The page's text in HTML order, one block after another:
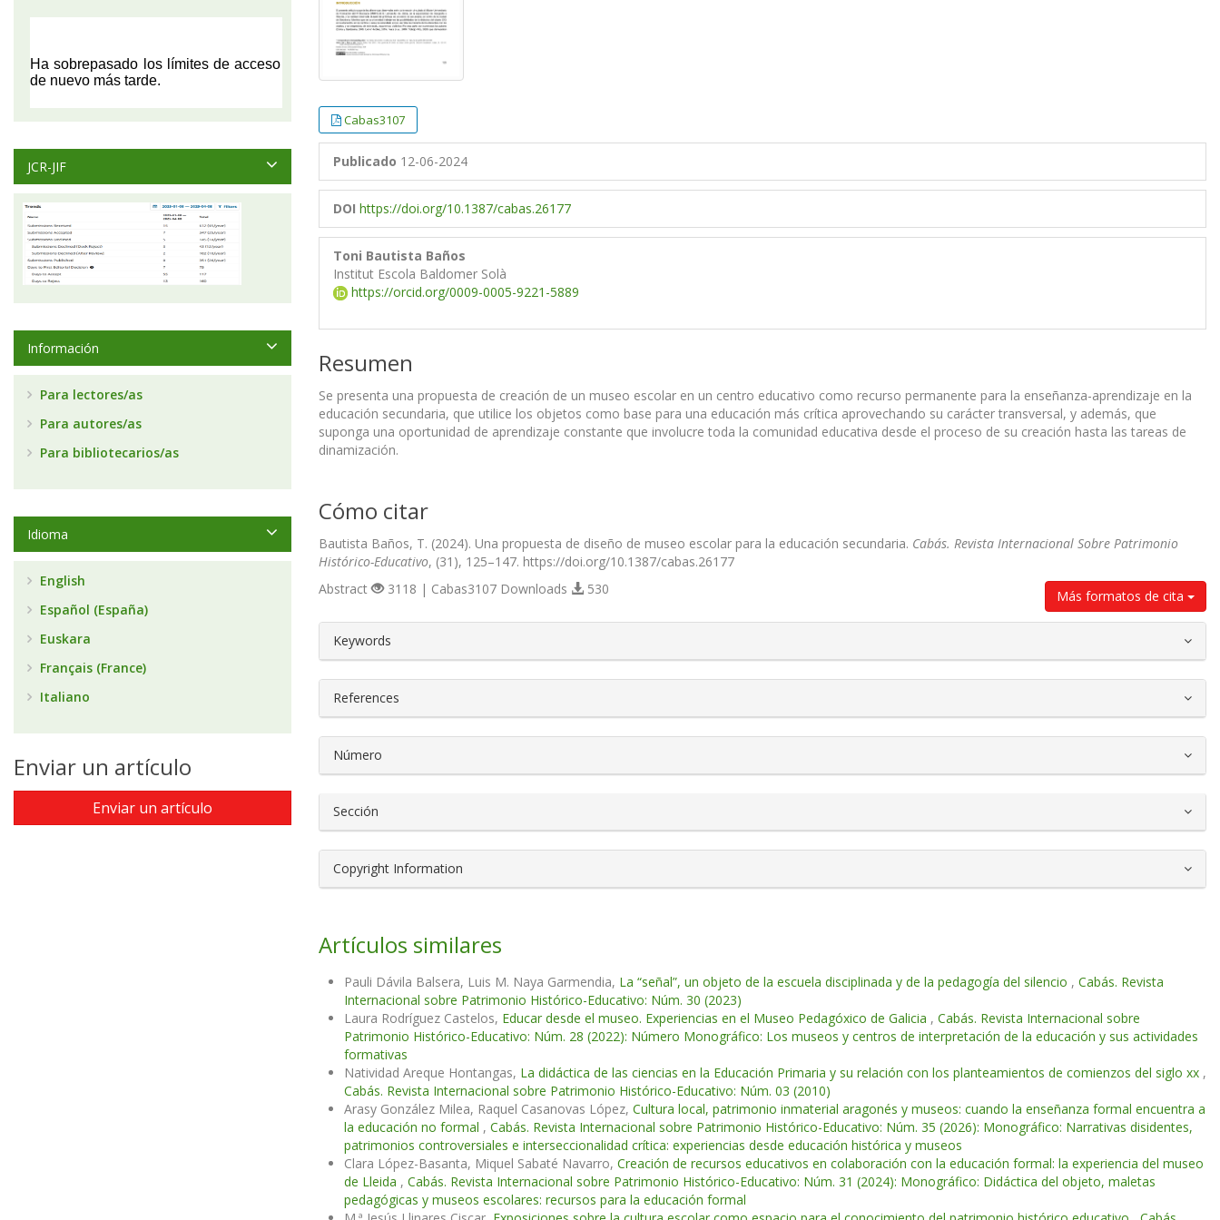
Cabas3107
Publicado 12-06-2024
DOI https://doi.org/10.1387/cabas.26177
Toni Bautista Baños
Institut Escola Baldomer Solà
https://orcid.org/0009-0005-9221-5889
Resumen
Se presenta una propuesta de creación de un museo escolar en un centro educativo como recurso permanente para la enseñanza-aprendizaje en la
educación secundaria, que utilice los objetos como base para una educación más crítica aprovechando su carácter transversal, y además, que
suponga una oportunidad de aprendizaje constante que involucre toda la comunidad educativa desde el proceso de su creación hasta las tareas de
dinamización.
Cómo citar
Bautista Baños, T. (2024). Una propuesta de diseño de museo escolar para la educación secundaria. Cabás. Revista Internacional Sobre Patrimonio
Histórico-Educativo, (31), 125–147. https://doi.org/10.1387/cabas.26177
Más formatos de cita
Abstract 3118 | Cabas3107 Downloads 530
##plugins.themes.bootstrap3.article.details##
Keywords
References
Número
Sección
Copyright Information
Artículos similares
Pauli Dávila Balsera, Luis M. Naya Garmendia, La “señal”, un objeto de la escuela disciplinada y de la pedagogía del silencio , Cabás. Revista
Internacional sobre Patrimonio Histórico-Educativo: Núm. 30 (2023)
Laura Rodríguez Castelos, Educar desde el museo. Experiencias en el Museo Pedagóxico de Galicia , Cabás. Revista Internacional sobre
Patrimonio Histórico-Educativo: Núm. 28 (2022): Número Monográfico: Los museos y centros de interpretación de la educación y sus actividades
formativas
Natividad Areque Hontangas, La didáctica de las ciencias en la Educación Primaria y su relación con los planteamientos de comienzos del siglo xx ,
Cabás. Revista Internacional sobre Patrimonio Histórico-Educativo: Núm. 03 (2010)
Arasy González Milea, Raquel Casanovas López, Cultura local, patrimonio inmaterial aragonés y museos: cuando la enseñanza formal encuentra a
la educación no formal , Cabás. Revista Internacional sobre Patrimonio Histórico-Educativo: Núm. 35 (2026): Monográfico: Narrativas disidentes,
patrimonios controversiales e interseccionalidad crítica: experiencias desde educación histórica y museos
Clara López-Basanta, Miquel Sabaté Navarro, Creación de recursos educativos en colaboración con la educación formal: la experiencia del museo
de Lleida , Cabás. Revista Internacional sobre Patrimonio Histórico-Educativo: Núm. 31 (2024): Monográfico: Didáctica del objeto, maletas
pedagógicas y museos escolares: recursos para la educación formal
JCR-JIF
Información
Para lectores/as
Para autores/as
Para bibliotecarios/as
Idioma
English
Español (España)
Euskara
Français (France)
Italiano
Enviar un artículo
Enviar un artículo